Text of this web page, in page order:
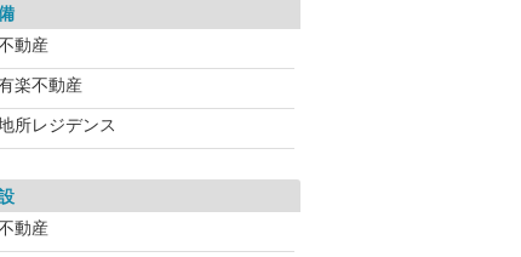
動産
楽不動産
所レジデンス
動産